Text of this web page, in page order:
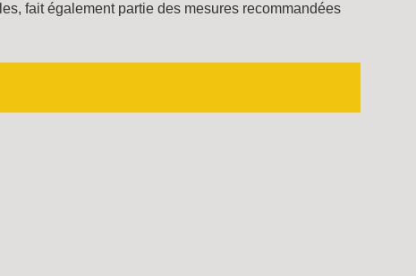
fait également partie des mesures recommandées